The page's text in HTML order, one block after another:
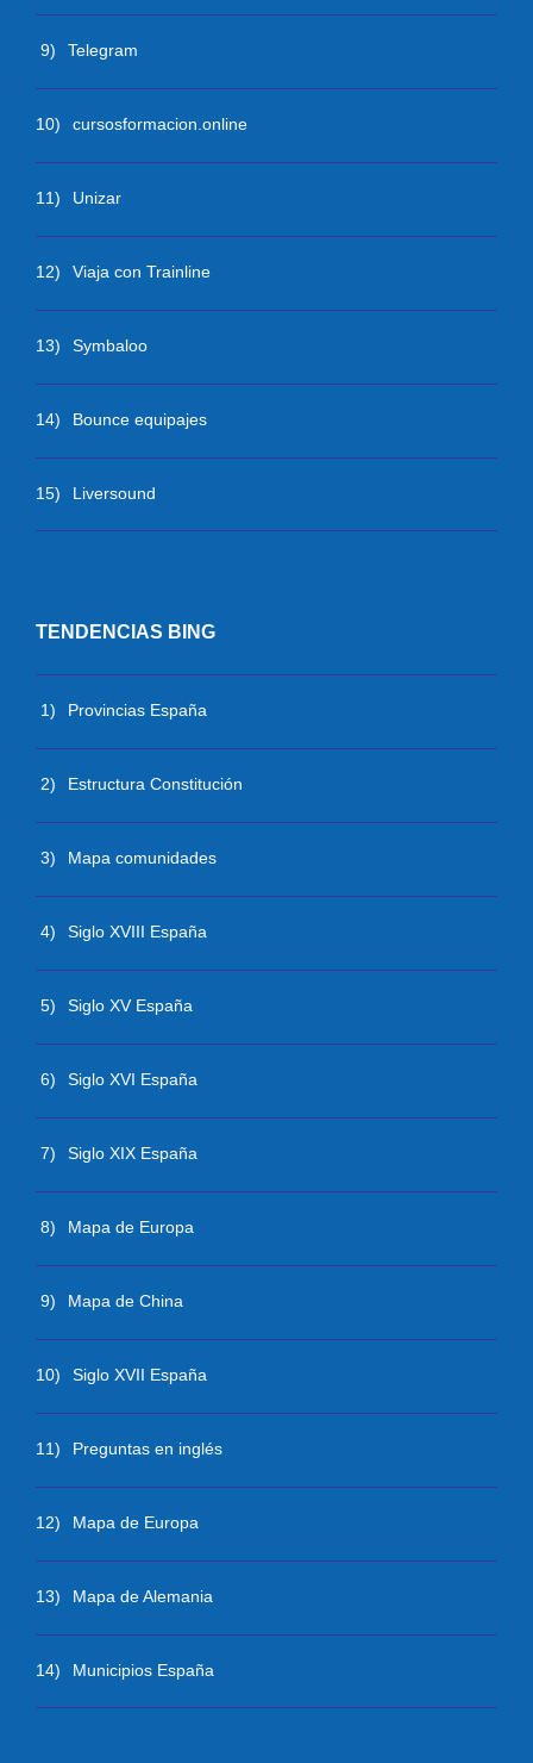
9) Telegram
10) cursosformacion.online
11) Unizar
12) Viaja con Trainline
13) Symbaloo
14) Bounce equipajes
15) Liversound
TENDENCIAS BING
1) Provincias España
2) Estructura Constitución
3) Mapa comunidades
4) Siglo XVIII España
5) Siglo XV España
6) Siglo XVI España
7) Siglo XIX España
8) Mapa de Europa
9) Mapa de China
10) Siglo XVII España
11) Preguntas en inglés
12) Mapa de Europa
13) Mapa de Alemania
14) Municipios España